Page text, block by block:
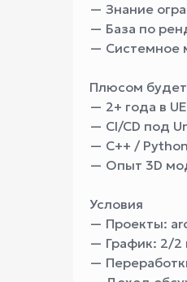
— Знание
— База по
— Системное
Плюсом будет
— 2+ года в UE
— CI/CD под
— C++ / Python
— Опыт 3D
Условия
— Проекты:
— График: 2/2
—